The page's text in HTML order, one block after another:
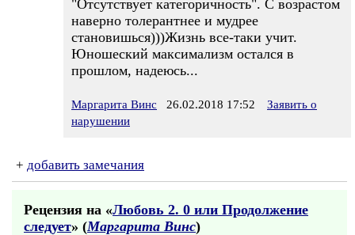
"Отсутствует категоричность". С возрастом
наверно толерантнее и мудрее
становишься)))Жизнь все-таки учит.
Юношеский максимализм остался в
прошлом, надеюсь...
Маргарита Винс 26.02.2018 17:52
Заявить о
нарушении
+ добавить замечания
Рецензия на «Любовь 2. 0 или Продолжение
следует» (Маргарита Винс)